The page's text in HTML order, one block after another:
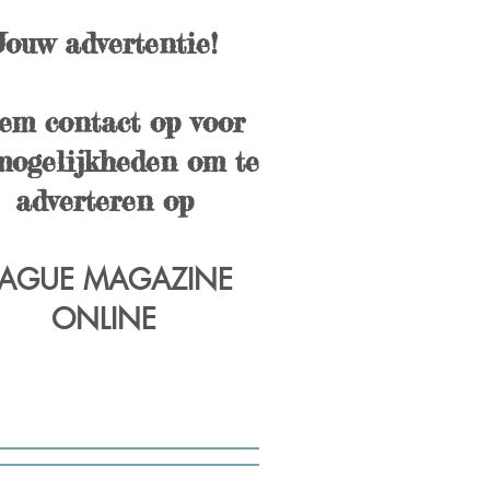
advertentie!
contact op voor
om te
adverteren op
MAGAZINE
ONLINE